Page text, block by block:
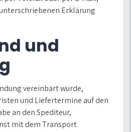
Erklärung
und
vereinbart wurde,
und Liefertermine auf den
an den Spediteur,
mit dem Transport